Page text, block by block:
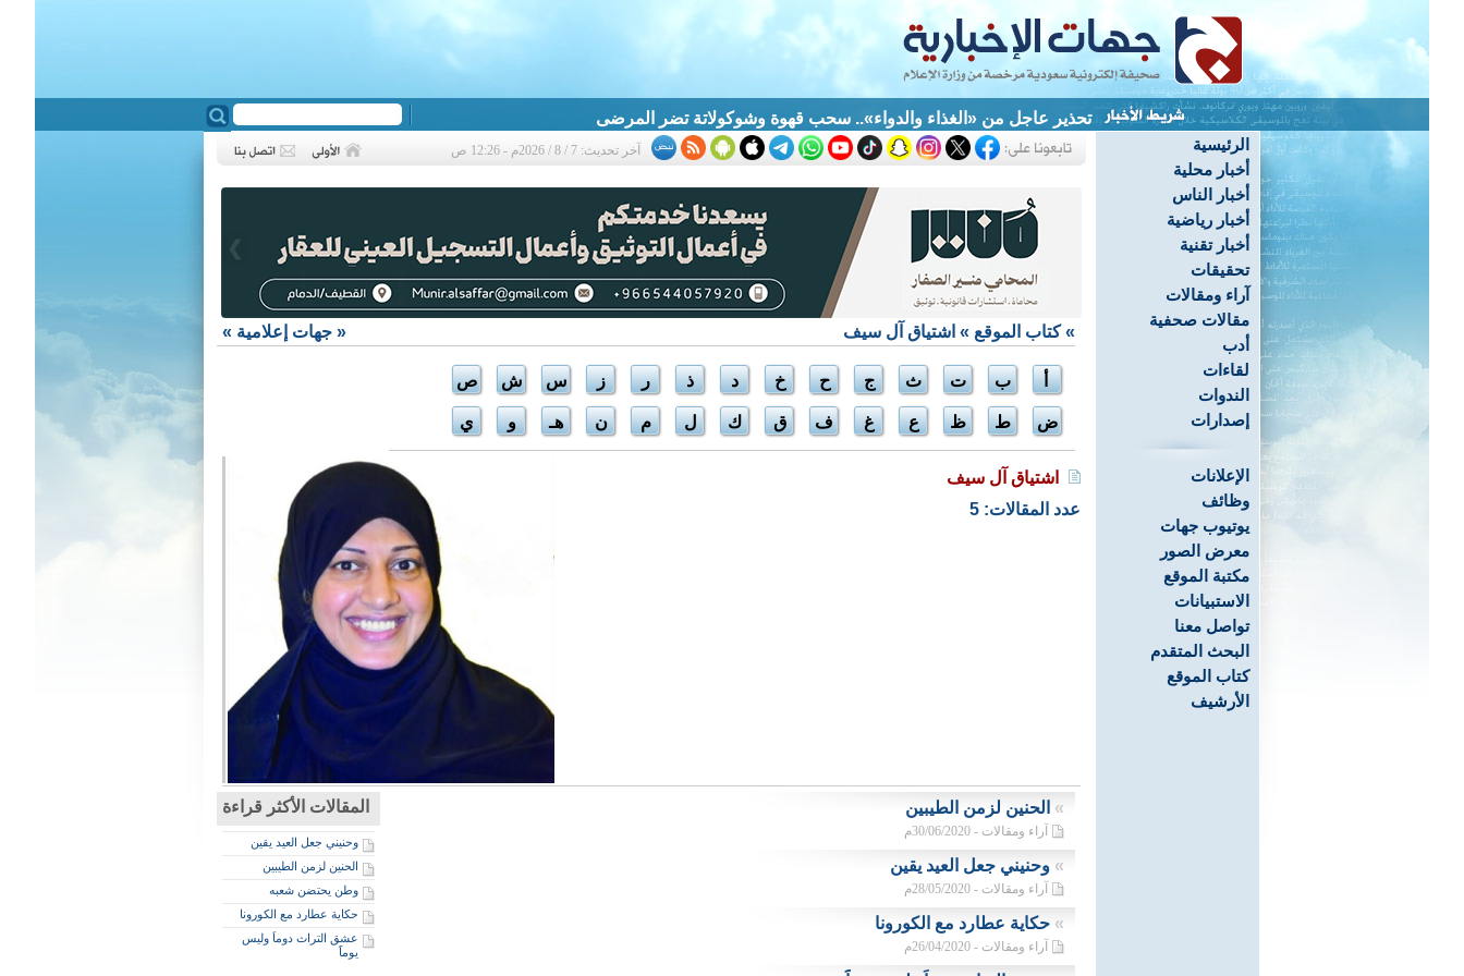
تحذير عاجل من «الغذاء والدواء».. سحب قهوة وشوكولاتة تضر المرضى
الرئيسية
أخبار محلية
أخبار الناس
أخبار رياضية
أخبار تقنية
تحقيقات
آراء ومقالات
مقالات صحفية
أدب
لقاءات
الندوات
إصدارات
الإعلانات
وظائف
يوتيوب جهات
معرض الصور
مكتبة الموقع
الاستبيانات
تواصل معنا
البحث المتقدم
كتاب الموقع
الأرشيف
آخر تحديث: 7 / 8 / 2026م - 12:26 ص
« جهات إعلامية » »كتاب الموقع » اشتياق آل سيف
أ ب ت ث ج ح خ د ذ ر ز س ش ص
ض ط ظ ع غ ف ق ك ل م ن هـ و ي
اشتياق آل سيف
عدد المقالات: 5
المقالات الأكثر قراءة
وحنيني جعل العيد يقين
الحنين لزمن الطيبين
وطن يحتضن شعبه
حكاية عطارد مع الكورونا
عشق التراث دوماَ وليس
يوماََ
» الحنين لزمن الطيبين
آراء ومقالات - 30/06/2020م
» وحنيني جعل العيد يقين
آراء ومقالات - 28/05/2020م
» حكاية عطارد مع الكورونا
آراء ومقالات - 26/04/2020م